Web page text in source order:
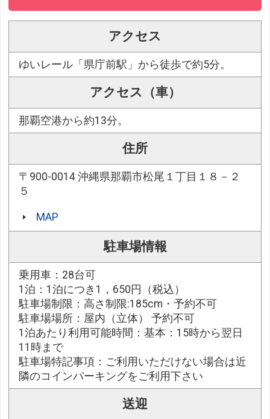
アクセス
ゆいレール「県庁前駅」から徒歩で約5分。
アクセス（車）
那覇空港から約13分。
住所
〒900-0014 沖縄県那覇市松尾１丁目１８－２
５
MAP
駐車場情報
乗用車：28台可
1泊：1泊につき1，650円（税込）
駐車場制限：高さ制限:185cm・予約不可
駐車場場所：屋内（立体） 予約不可
1泊あたり利用可能時間：基本：15時から翌日
11時まで
駐車場特記事項：ご利用いただけない場合は近
隣のコインパーキングをご利用下さい
送迎